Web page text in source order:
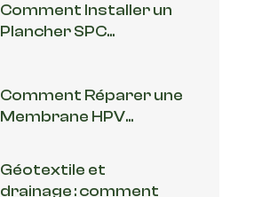
Comment Installer un
Plancher SPC...
Comment Réparer une
Membrane HPV...
Géotextile et
drainage : comment